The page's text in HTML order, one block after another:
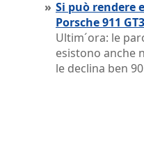
» Si può rendere
Porsche 911
Ultim´ora: le
esistono anche
le declina ben